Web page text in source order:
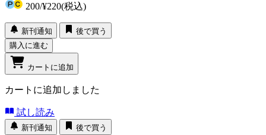
200/¥220(税込)
新刊通知
後で買う
購入に進む
カートに追加
カートに追加しました
試し読み
新刊通知 後で買う